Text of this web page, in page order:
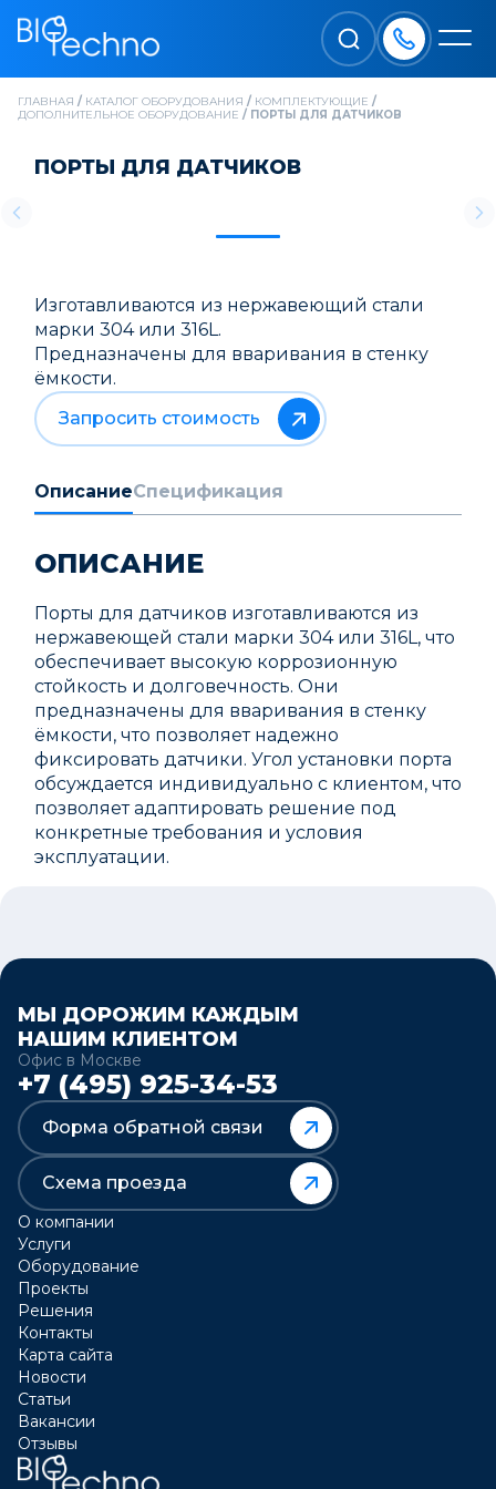
ГЛАВНАЯ / КАТАЛОГ ОБОРУДОВАНИЯ / КОМПЛЕКТУЮЩИЕ /
ДОПОЛНИТЕЛЬНОЕ ОБОРУДОВАНИЕ / ПОРТЫ ДЛЯ ДАТЧИКОВ
ПОРТЫ ДЛЯ ДАТЧИКОВ
Изготавливаются из нержавеющий стали
марки 304 или 316L.
Предназначены для вваривания в стенку
ёмкости.
Запросить стоимость
ОписаниеСпецификация
ОПИСАНИЕ
Порты для датчиков изготавливаются из
нержавеющей стали марки 304 или 316L, что
обеспечивает высокую коррозионную
стойкость и долговечность. Они
предназначены для вваривания в стенку
ёмкости, что позволяет надежно
фиксировать датчики. Угол установки порта
обсуждается индивидуально с клиентом, что
позволяет адаптировать решение под
конкретные требования и условия
эксплуатации.
МЫ ДОРОЖИМ КАЖДЫМ
НАШИМ КЛИЕНТОМ
Офис в Москве
+7 (495) 925-34-53
Форма обратной связи
Схема проезда
О компании
Услуги
Оборудование
Проекты
Решения
Контакты
Карта сайта
Новости
Статьи
Вакансии
Отзывы